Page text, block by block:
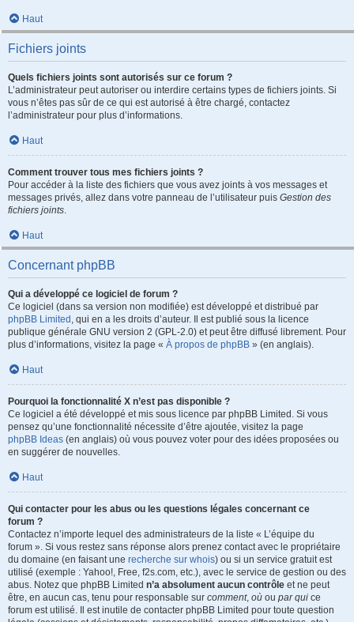
Haut
Fichiers joints
Quels fichiers joints sont autorisés sur ce forum ?
L’administrateur peut autoriser ou interdire certains types de fichiers joints. Si
vous n’êtes pas sûr de ce qui est autorisé à être chargé, contactez
l’administrateur pour plus d’informations.
Haut
Comment trouver tous mes fichiers joints ?
Pour accéder à la liste des fichiers que vous avez joints à vos messages et
messages privés, allez dans votre panneau de l’utilisateur puis Gestion des
fichiers joints.
Haut
Concernant phpBB
Qui a développé ce logiciel de forum ?
Ce logiciel (dans sa version non modifiée) est développé et distribué par
phpBB Limited , qui en a les droits d’auteur. Il est publié sous la licence
publique générale GNU version 2 (GPL-2.0) et peut être diffusé librement. Pour
plus d’informations, visitez la page « À propos de phpBB » (en anglais).
Haut
Pourquoi la fonctionnalité X n’est pas disponible ?
Ce logiciel a été développé et mis sous licence par phpBB Limited. Si vous
pensez qu’une fonctionnalité nécessite d’être ajoutée, visitez la page
phpBB Ideas (en anglais) où vous pouvez voter pour des idées proposées ou
en suggérer de nouvelles.
Haut
Qui contacter pour les abus ou les questions légales concernant ce
forum ?
Contactez n’importe lequel des administrateurs de la liste « L’équipe du
forum ». Si vous restez sans réponse alors prenez contact avec le propriétaire
du domaine (en faisant une recherche sur whois) ou si un service gratuit est
utilisé (exemple : Yahoo!, Free, f2s.com, etc.), avec le service de gestion ou des
abus. Notez que phpBB Limited n’a absolument aucun contrôle et ne peut
être, en aucun cas, tenu pour responsable sur comment, où ou par qui ce
forum est utilisé. Il est inutile de contacter phpBB Limited pour toute question